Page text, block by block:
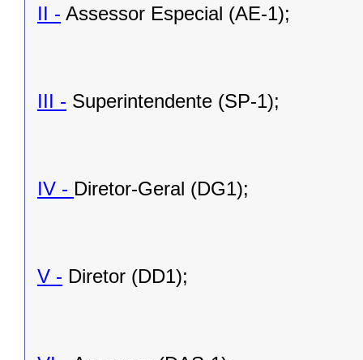
II - Assessor Especial (AE-1);
III - Superintendente (SP-1);
IV - Diretor-Geral (DG1);
V - Diretor (DD1);